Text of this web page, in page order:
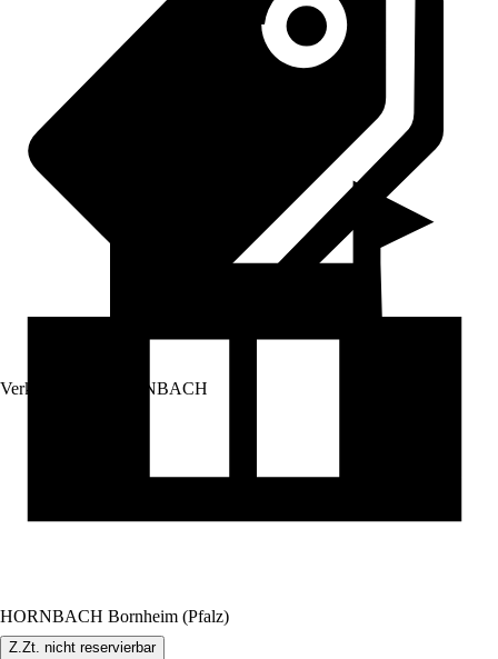
Verkauf durch: HORNBACH
HORNBACH Bornheim (Pfalz)
Z.Zt. nicht reservierbar